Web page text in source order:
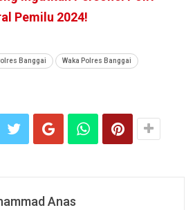
Pemilu 2024!
Banggai Waka Polres Banggai
Anas